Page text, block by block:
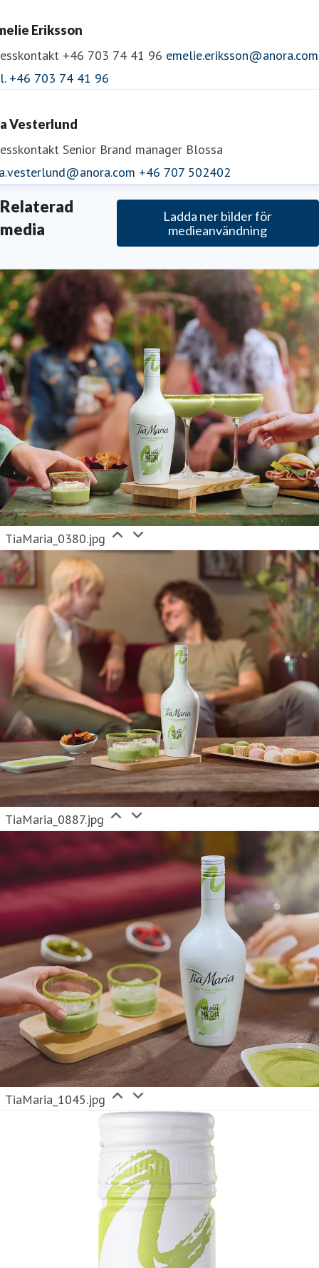
varumärken och nya och innovativa produkter med
potential för framtidspotential. Allt för att erbjuda
kvalitet som är både attraktivt och levande.
Eriksson
+46 703 74 41 96 emelie.eriksson@anora.com
+46 703 74 41 96
Vesterlund
Senior Brand manager Blossa
+46 707 502402
Relaterad
media
Ladda ner bilder för
medieanvändning
TiaMaria_0380.jpg
TiaMaria_0887.jpg
TiaMaria_1045.jpg